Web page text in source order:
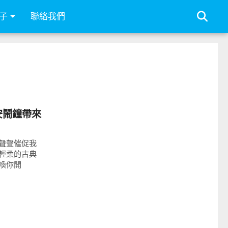
聯絡我們
鐘帶來
聲催促我
柔的古典
你開